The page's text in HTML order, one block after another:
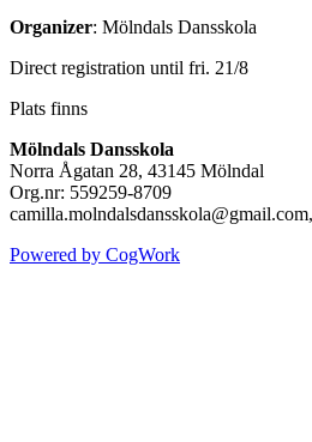
Organizer: Mölndals Dansskola
Direct registration until fri. 21/8
Plats finns
Mölndals Dansskola
Norra Ågatan 28, 43145 Mölndal
Org.nr: 559259-8709
Powered by CogWork